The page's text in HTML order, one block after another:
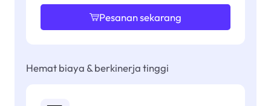
Pesanan sekarang
Hemat biaya & berkinerja tinggi